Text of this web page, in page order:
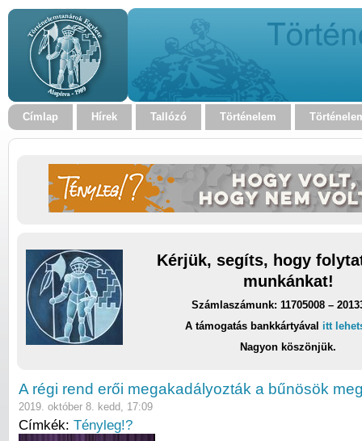
Címlap Hírek Tallózó Történelem
Kérjük, segíts, hogy
munkánkat!
Számlaszámunk: 11705008 –
A támogatás bankkártyával itt
Nagyon köszönjük.
A régi rend erői megakadályozták a bűnösök
2019. október 8. kedd, 17:09
Címkék: Tényleg!?